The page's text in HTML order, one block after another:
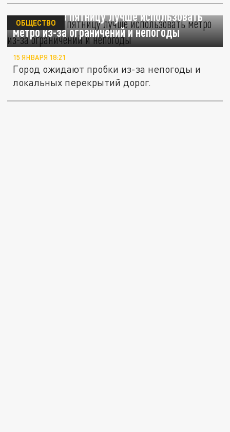
Дептранс: в пятницу лучше использовать
метро из-за ограничений и непогоды
ОБЩЕСТВО
15 ЯНВАРЯ 18:21
Город ожидают пробки из-за непогоды и
локальных перекрытий дорог.